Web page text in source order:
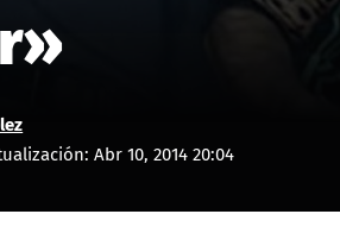
Abr 10, 2014 20:04